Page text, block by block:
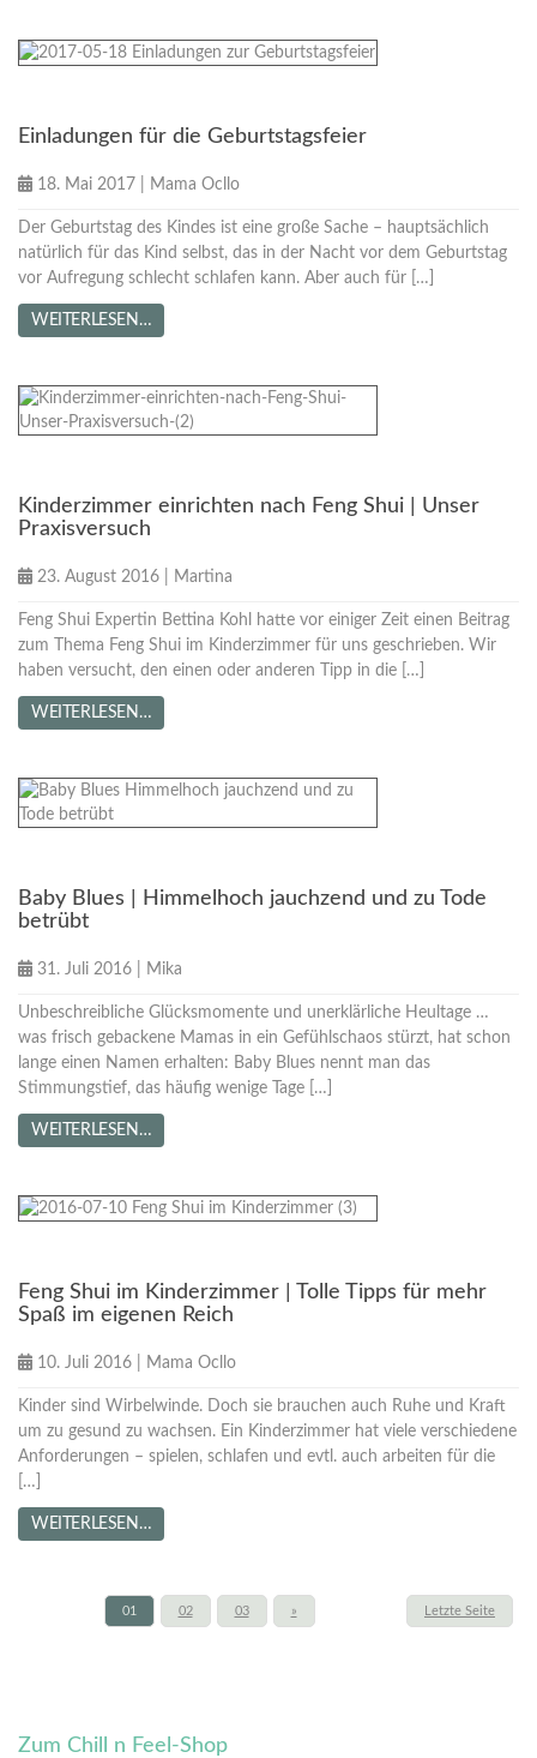
Einladungen für die Geburtstagsfeier
18. Mai 2017 Mama Ocllo
Der Geburtstag des Kindes ist eine große Sache – hauptsächlich
natürlich für das Kind selbst, das in der Nacht vor dem Geburtstag
vor Aufregung schlecht schlafen kann. Aber auch für […]
WEITERLESEN…
Kinderzimmer einrichten nach Feng Shui | Unser
Praxisversuch
23. August 2016 Martina
Feng Shui Expertin Bettina Kohl hatte vor einiger Zeit einen Beitrag
zum Thema Feng Shui im Kinderzimmer für uns geschrieben. Wir
haben versucht, den einen oder anderen Tipp in die […]
WEITERLESEN…
Baby Blues | Himmelhoch jauchzend und zu Tode
betrübt
31. Juli 2016 Mika
Unbeschreibliche Glücksmomente und unerklärliche Heultage …
was frisch gebackene Mamas in ein Gefühlschaos stürzt, hat schon
lange einen Namen erhalten: Baby Blues nennt man das
Stimmungstief, das häufig wenige Tage […]
WEITERLESEN…
Feng Shui im Kinderzimmer | Tolle Tipps für mehr
Spaß im eigenen Reich
10. Juli 2016 Mama Ocllo
Kinder sind Wirbelwinde. Doch sie brauchen auch Ruhe und Kraft
um zu gesund zu wachsen. Ein Kinderzimmer hat viele verschiedene
Anforderungen – spielen, schlafen und evtl. auch arbeiten für die
[…]
WEITERLESEN…
01 02 03 » Letzte Seite
Zum Chill n Feel-Shop